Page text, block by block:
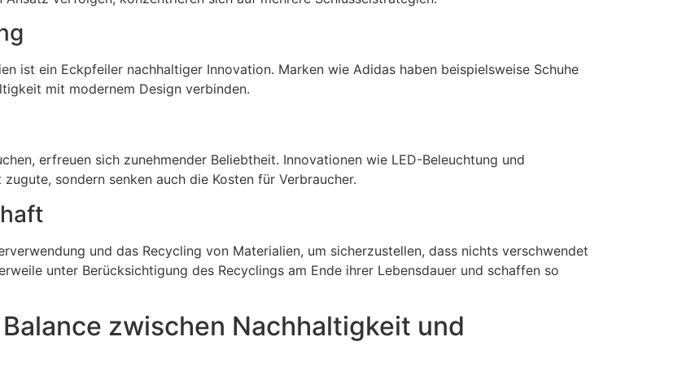
ist ein Eckpfeiler nachhaltiger Innovation. Marken wie Adidas haben beispielsweise Schuhe
mit modernem Design verbinden.
erfreuen sich zunehmender Beliebtheit. Innovationen wie LED-Beleuchtung und
sondern senken auch die Kosten für Verbraucher.
und das Recycling von Materialien, um sicherzustellen, dass nichts verschwendet
unter Berücksichtigung des Recyclings am Ende ihrer Lebensdauer und schaffen so
zwischen Nachhaltigkeit und